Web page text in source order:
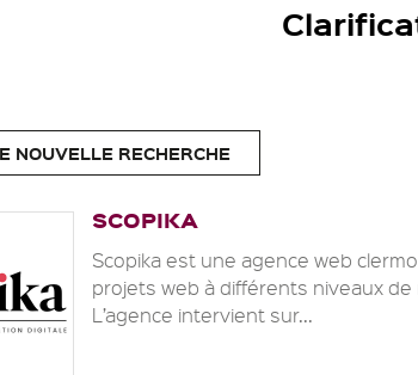
NOUVELLE RECHERCHE
SCOPIKA
Scopika est une agence web
projets web à différents niveaux
L’agence intervient sur...